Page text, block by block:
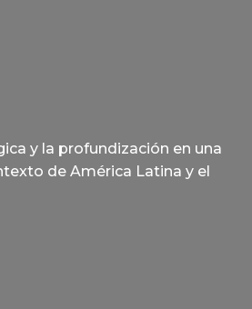
y la profundización en una
de América Latina y el